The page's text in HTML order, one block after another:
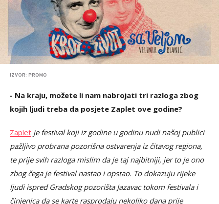
IZVOR: PROMO
- Na kraju, možete li nam nabrojati tri razloga zbog
kojih ljudi treba da posjete Zaplet ove godine?
Zaplet je festival koji iz godine u godinu nudi našoj publici
pažljivo probrana pozorišna ostvarenja iz čitavog regiona,
te prije svih razloga mislim da je taj najbitniji, jer to je ono
zbog čega je festival nastao i opstao. To dokazuju rijeke
ljudi ispred Gradskog pozorišta Jazavac tokom festivala i
činjenica da se karte rasprodaju nekoliko dana prije